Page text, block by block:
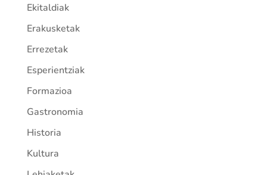
Ekitaldiak
Erakusketak
Errezetak
Esperientziak
Formazioa
Gastronomia
Historia
Kultura